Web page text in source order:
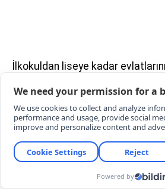
İlkokuldan liseye kadar
nihayet çıktı. Son dönemde okul
riskler ve yaşanan üzücü
basan hükümet, yeni eğitim-
Artık okul kapılarında el
yetkisine sahip, emniyetle anlık